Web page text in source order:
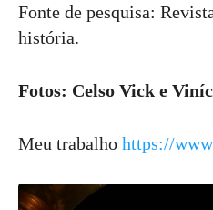
Fonte de pesquisa:
história.
Fotos: Celso Vick e
Meu trabalho https://